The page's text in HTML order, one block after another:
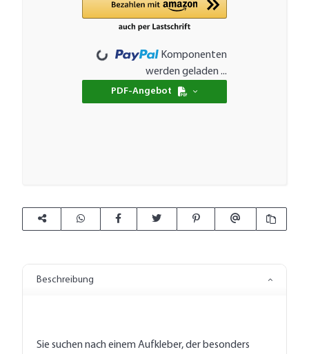
Komponenten
werden geladen ...
PDF-Angebot
Beschreibung
Sie suchen nach einem Aufkleber, der besonders